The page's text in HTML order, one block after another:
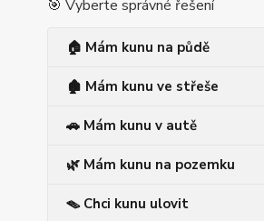
🎯 Vyberte správné řešení
🏠 Mám kunu na půdě
🏚️ Mám kunu ve střeše
🚗 Mám kunu v autě
🌿 Mám kunu na pozemku
🪤 Chci kunu ulovit